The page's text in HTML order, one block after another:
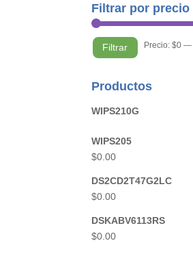
Filtrar por precio
Filtrar Precio: $0—
Productos
WIPS210G
WIPS205
$0.00
DS2CD2T47G2LC
$0.00
DSKABV6113RS
$0.00